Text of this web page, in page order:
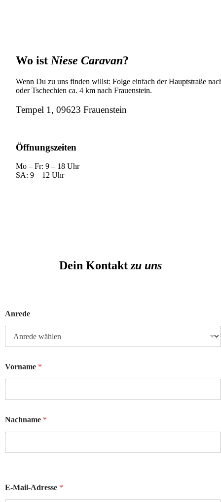
Wo ist Niese Caravan?
Wenn Du zu uns finden willst: Folge einfach der Hauptstraße
oder Tschechien ca. 4 km nach Frauenstein.
Tempel 1, 09623 Frauenstein
Öffnungszeiten
Mo – Fr: 9 – 18 Uhr
SA: 9 – 12 Uhr
Dein Kontaktzu uns
Anrede
Vorname *
Nachname *
y
E-Mail-Adresse *